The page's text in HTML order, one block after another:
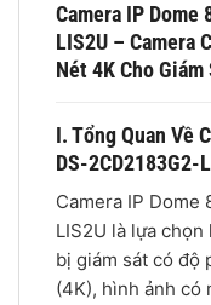
Camera IP Dome
LIS2U – Camera
Nét 4K Cho
I. Tổng Quan Về
DS-2CD2183G2-
Camera IP Dome
LIS2U là lựa
bị giám sát có độ
(4K), hình ảnh có